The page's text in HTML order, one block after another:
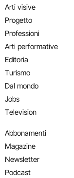
Arti visive
Progetto
Professioni
Arti performative
Editoria
Turismo
Dal mondo
Jobs
Television
Abbonamenti
Magazine
Newsletter
Podcast